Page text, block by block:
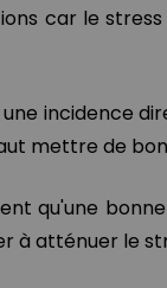
car le
incidence
mettre de
qu'une
à atténuer le